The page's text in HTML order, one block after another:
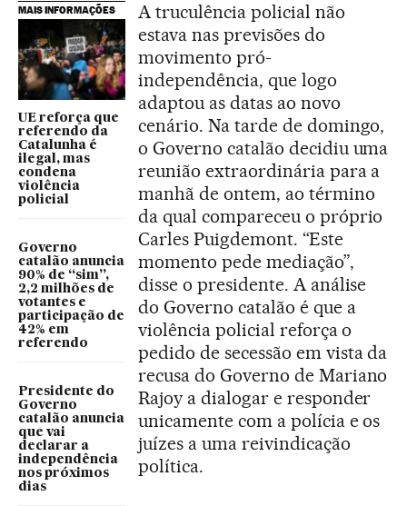
MAIS INFORMAÇÕES
UE reforça que
referendo da
Catalunha é
ilegal, mas
condena
violência
policial
Governo
catalão anuncia
90% de “sim”,
2,2 milhões de
votantes e
participação de
42% em
referendo
Presidente do
Governo
catalão anuncia
que vai
declarar a
independência
nos próximos
dias
A truculência policial não
estava nas previsões do
movimento pró-
independência, que logo
adaptou as datas ao novo
cenário. Na tarde de domingo,
o Governo catalão decidiu uma
reunião extraordinária para a
manhã de ontem, ao término
da qual compareceu o próprio
Carles Puigdemont. “Este
momento pede mediação”,
disse o presidente. A análise
do Governo catalão é que a
violência policial reforça o
pedido de secessão em vista da
recusa do Governo de Mariano
Rajoy a dialogar e responder
unicamente com a polícia e os
juízes a uma reivindicação
política.